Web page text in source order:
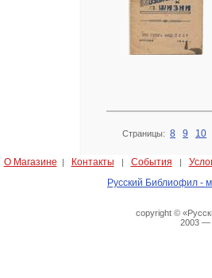
Страницы: 8 9 10
О Магазине | Контакты | События |
Русский Библиофил -
copyright ©
2003 —